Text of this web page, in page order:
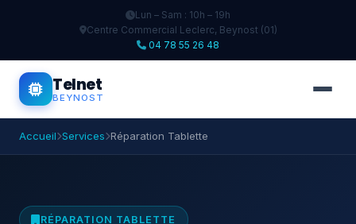
Lun – Sam : 10h – 19h
Centre Commercial Leclerc, Beynost (01)
04 78 55 26 48
Telnet
BEYNOST
Accueil Services Réparation Tablette
RÉPARATION TABLETTE